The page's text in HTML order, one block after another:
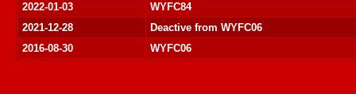
2022-01-03
WYFC84
2021-12-28
Deactive from WYFC06
2016-08-30
WYFC06